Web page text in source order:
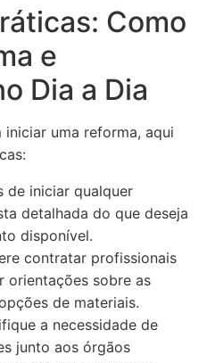
Como
e
Dia a Dia
iniciar uma reforma, aqui
de iniciar qualquer
detalhada do que deseja
disponível.
contratar profissionais
orientações sobre as
de materiais.
a necessidade de
junto aos órgãos